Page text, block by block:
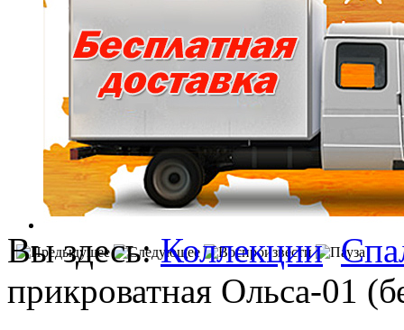
Вы здесь:Коллекции
прикроватная Ольса-01